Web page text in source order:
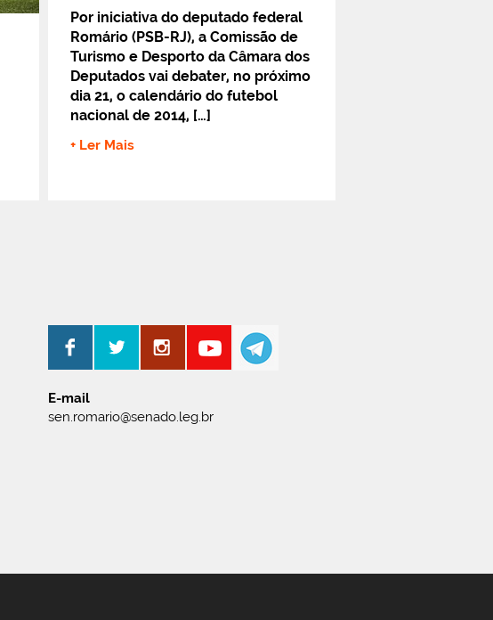
Por iniciativa do deputado federal
Romário (PSB-RJ), a Comissão de
Turismo e Desporto da Câmara dos
Deputados vai debater, no próximo
dia 21, o calendário do futebol
nacional de 2014, […]
+ Ler Mais
E-mail
sen.romario@senado.leg.br